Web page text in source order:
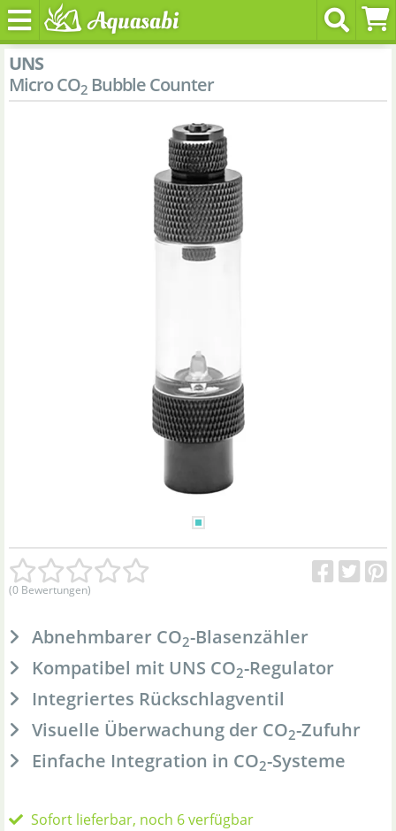
UNS
Micro CO2 Bubble Counter
(0 Bewertungen)
Abnehmbarer CO2-Blasenzähler
Kompatibel mit UNS CO2-Regulator
Integriertes Rückschlagventil
Visuelle Überwachung der CO2-Zufuhr
Einfache Integration in CO2-Systeme
Sofort lieferbar, noch 6 verfügbar